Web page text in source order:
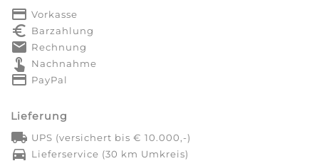
payment Vorkasse
euro_symbol Barzahlung
markunread Rechnung
touch_app Nachnahme
credit_card PayPal
Lieferung
local_shipping UPS (versichert bis € 10.000,-)
directions_car Lieferservice (30 km Umkreis)